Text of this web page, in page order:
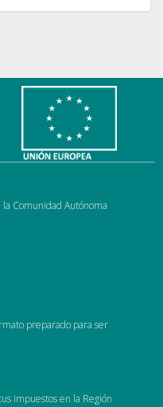
Comunidad Autónoma
preparado para ser
impuestos en la Región